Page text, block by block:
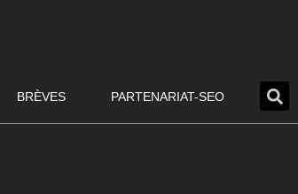
BRÈVES PARTENARIAT-SEO